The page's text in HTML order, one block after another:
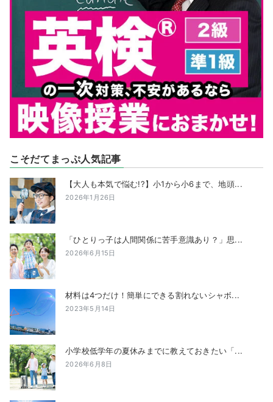
こそだてまっぷ人気記事
【大人も本気で悩む!?】小1から小6まで、地頭...
2026年1月26日
「ひとりっ子は人間関係に苦手意識あり？」思...
2026年6月15日
材料は4つだけ！簡単にできる割れないシャボ...
2023年5月14日
小学校低学年の夏休みまでに教えておきたい「...
2026年6月8日